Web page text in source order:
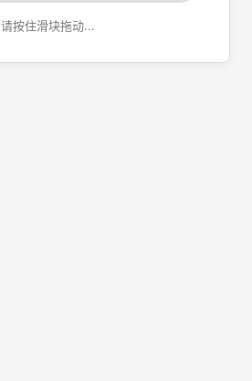
请按住滑块拖动...